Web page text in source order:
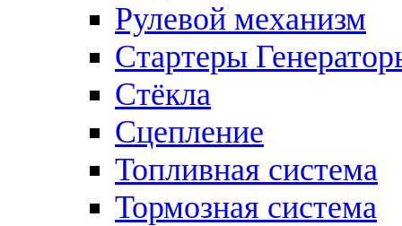
Рулевой механизм
Стартеры
Стёкла
Сцепление
Топливная система
Тормозная система